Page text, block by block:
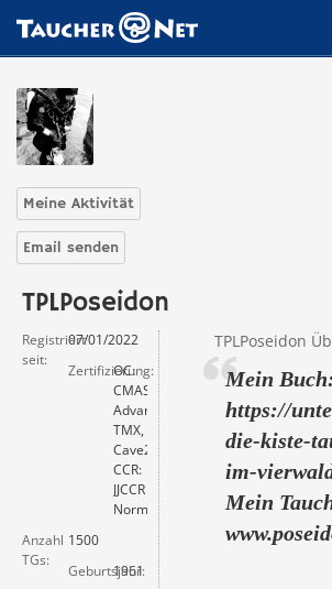
Meine Aktivität
Email senden
TPLPoseidon
TPLPoseidon
Mein
https://
die-kiste-
im-
Mein
Registriert
seit
07/01/2022
Zertifizierung
OC:
CMAS3*,
Advanced
TMX,
Cave2.
CCR:
JJCCR
Normox.
Anzahl
TGs
1500
Geburtsjahr
1961